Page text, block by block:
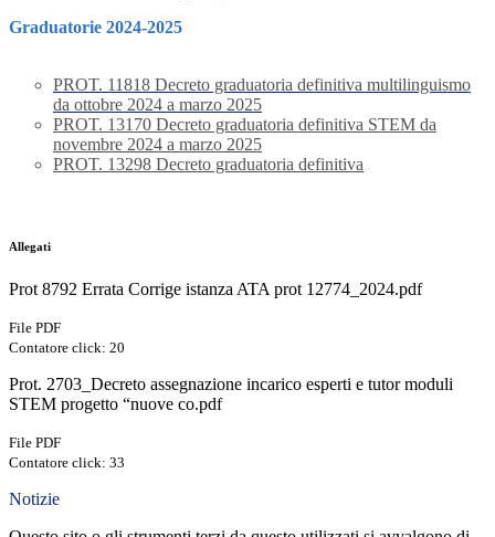
Graduatorie 2024-2025
PROT. 11818 Decreto graduatoria definitiva multilinguismo
da ottobre 2024 a marzo 2025
PROT. 13170 Decreto graduatoria definitiva STEM da
novembre 2024 a marzo 2025
PROT. 13298 Decreto graduatoria definitiva
Allegati
Prot 8792 Errata Corrige istanza ATA prot 12774_2024.pdf
File PDF
Contatore click: 20
Prot. 2703_Decreto assegnazione incarico esperti e tutor moduli
STEM progetto “nuove co.pdf
File PDF
Contatore click: 33
Notizie